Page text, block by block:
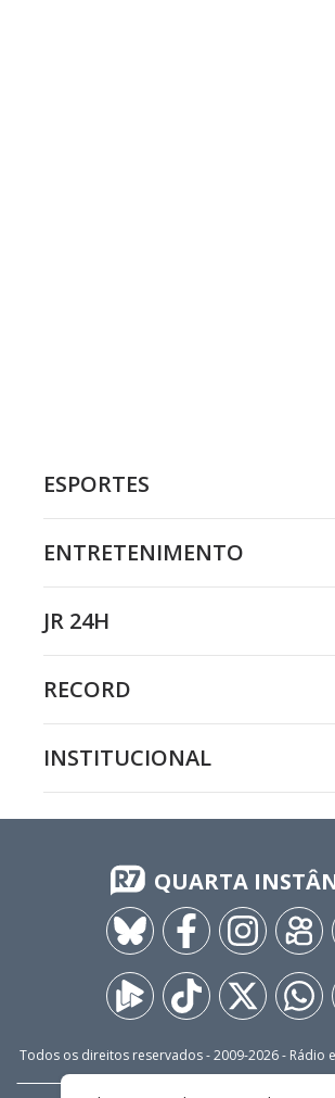
ESPORTES
ENTRETENIMENTO
JR 24H
RECORD
INSTITUCIONAL
QUARTA
Todos os direitos reservados - 2009-2026- Rádio